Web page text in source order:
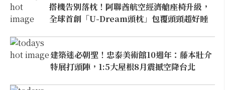
搭機告別落枕！阿聯酋航空經濟艙座椅升級，
全球首創「U-Dream頭枕」包覆頭頸超好睡
建築迷必朝聖！忠泰美術館10週年：藤本壯介
特展打頭陣，1:5大屋根8月震撼空降台北